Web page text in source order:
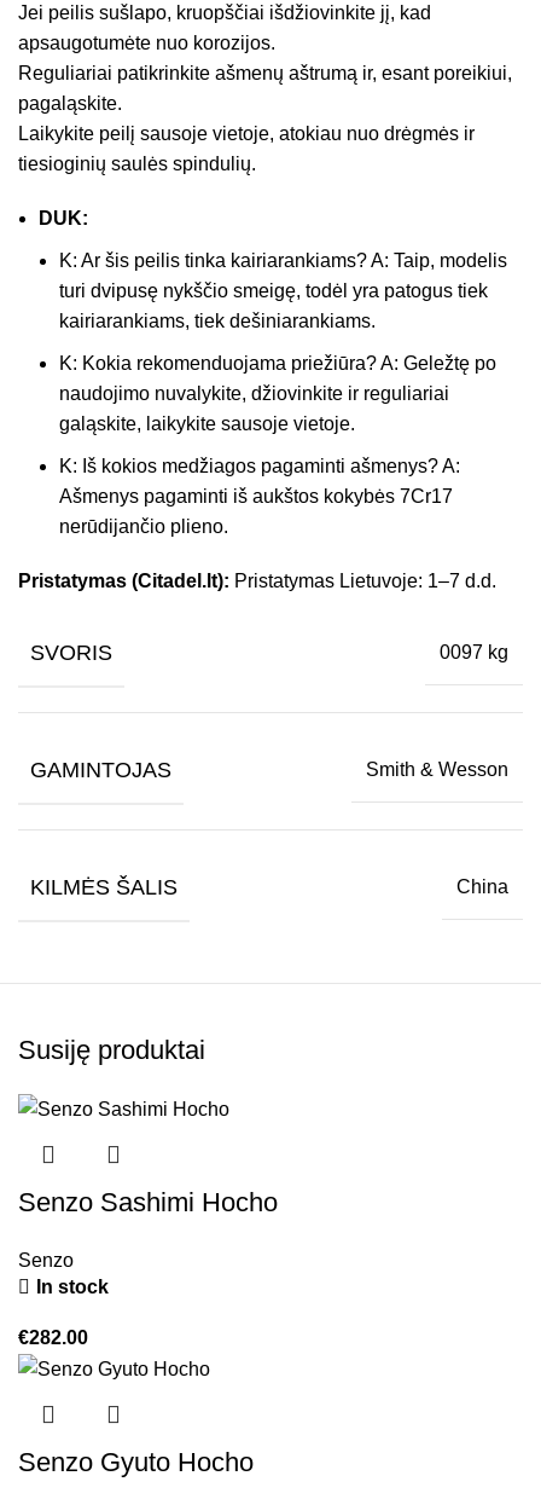
Jei peilis sušlapo, kruopščiai išdžiovinkite jį, kad
apsaugotumėte nuo korozijos.
Reguliariai patikrinkite ašmenų aštrumą ir, esant poreikiui,
pagaląskite.
Laikykite peilį sausoje vietoje, atokiau nuo drėgmės ir
tiesioginių saulės spindulių.
DUK:
K: Ar šis peilis tinka kairiarankiams? A: Taip, modelis
turi dvipusę nykščio smeigę, todėl yra patogus tiek
kairiarankiams, tiek dešiniarankiams.
K: Kokia rekomenduojama priežiūra? A: Geležtę po
naudojimo nuvalykite, džiovinkite ir reguliariai
galąskite, laikykite sausoje vietoje.
K: Iš kokios medžiagos pagaminti ašmenys? A:
Ašmenys pagaminti iš aukštos kokybės 7Cr17
nerūdijančio plieno.
Pristatymas (Citadel.lt): Pristatymas Lietuvoje: 1–7 d.d.
SVORIS 0097 kg
GAMINTOJAS Smith & Wesson
KILMĖS ŠALIS China
Susiję produktai
Senzo Sashimi Hocho
Senzo
In stock
€282.00
Senzo Gyuto Hocho